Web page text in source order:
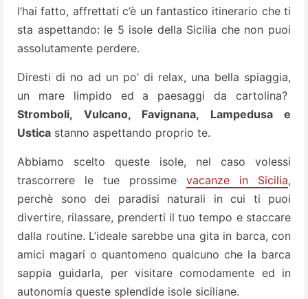
l’hai fatto, affrettati c’è un fantastico itinerario che ti
sta aspettando: le 5 isole della Sicilia che non puoi
assolutamente perdere.
Diresti di no ad un po’ di relax, una bella spiaggia,
un mare limpido ed a paesaggi da cartolina?
Stromboli, Vulcano, Favignana, Lampedusa e
Ustica stanno aspettando proprio te.
Abbiamo scelto queste isole, nel caso volessi
trascorrere le tue prossime vacanze in Sicilia,
perchè sono dei paradisi naturali in cui ti puoi
divertire, rilassare, prenderti il tuo tempo e staccare
dalla routine. L’ideale sarebbe una gita in barca, con
amici magari o quantomeno qualcuno che la barca
sappia guidarla, per visitare comodamente ed in
autonomia queste splendide isole siciliane.